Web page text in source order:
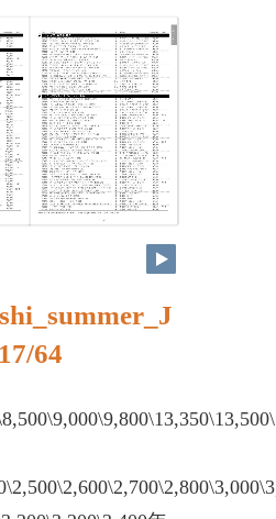
17/64